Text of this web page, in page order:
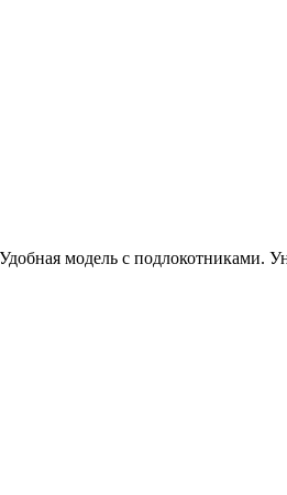
Удобная модель с подлокотниками.